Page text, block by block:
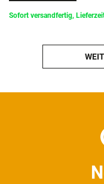
Sofort versandfertig,